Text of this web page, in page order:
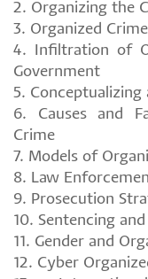
2. Organizing the
3. Organized
4. Infiltration of
Government
5. Conceptualizing
6. Causes and
Crime
7. Models of
8. Law
9. Prosecution
10. Sentencing
11. Gender and
12. Cyber